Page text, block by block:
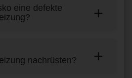
eine defekte
nachrüsten?